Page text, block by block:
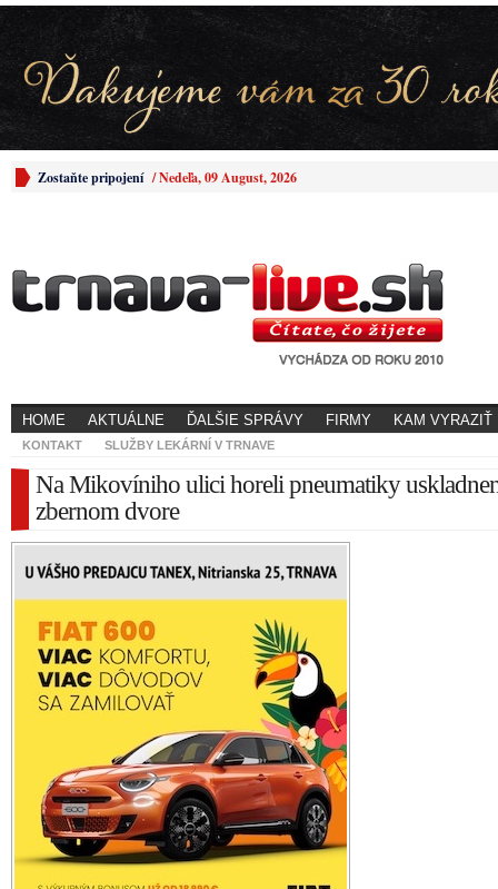
Zostaňte pripojení /Nedeľa, 09 August, 2026
HOME AKTUÁLNE ĎALŠIE SPRÁVY FIRMY KAM VYRAZIŤ
KONTAKT SLUŽBY LEKÁRNÍ V TRNAVE
Na Mikovíniho ulici horeli pneumatiky
zbernom dvore